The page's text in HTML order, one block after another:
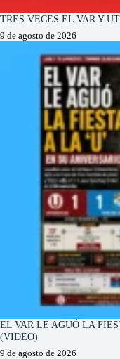
TRES VECES EL VAR Y
9 de agosto de 2026
EL VAR LE AGUÓ LA
(VIDEO)
9 de agosto de 2026